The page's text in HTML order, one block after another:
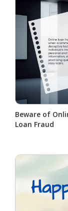
Beware of
Loan Fraud